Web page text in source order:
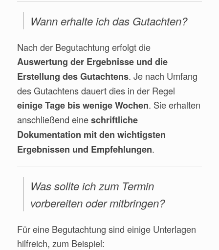
Wann erhalte ich das Gutachten?
Nach der Begutachtung erfolgt die
Auswertung der Ergebnisse und die
Erstellung des Gutachtens. Je nach Umfang
des Gutachtens dauert dies in der Regel
einige Tage bis wenige Wochen. Sie erhalten
anschließend eineschriftliche
Dokumentation mit den wichtigsten
Ergebnissen und Empfehlungen.
Was sollte ich zum Termin
vorbereiten oder mitbringen?
Für eine Begutachtung sind einige Unterlagen
hilfreich, zum Beispiel: